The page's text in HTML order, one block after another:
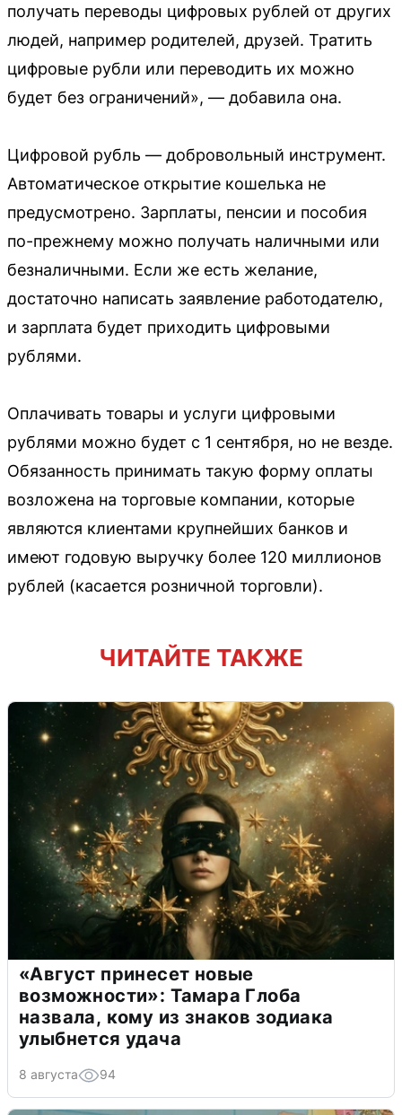
получать переводы цифровых рублей от других
людей, например родителей, друзей. Тратить
цифровые рубли или переводить их можно
будет без ограничений», — добавила она.
Цифровой рубль — добровольный инструмент.
Автоматическое открытие кошелька не
предусмотрено. Зарплаты, пенсии и пособия
по-прежнему можно получать наличными или
безналичными. Если же есть желание,
достаточно написать заявление работодателю,
и зарплата будет приходить цифровыми
рублями.
Оплачивать товары и услуги цифровыми
рублями можно будет с 1 сентября, но не везде.
Обязанность принимать такую форму оплаты
возложена на торговые компании, которые
являются клиентами крупнейших банков и
имеют годовую выручку более 120 миллионов
рублей (касается розничной торговли).
ЧИТАЙТЕ ТАКЖЕ
«Август принесет новые
возможности»: Тамара Глоба
назвала, кому из знаков зодиака
улыбнется удача
8 августа 94